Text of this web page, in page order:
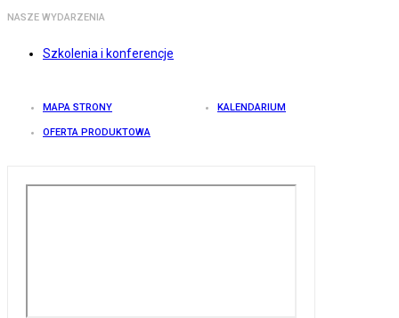
NASZE WYDARZENIA
Szkolenia i konferencje
MAPA STRONY KALENDARIUM
OFERTA PRODUKTOWA